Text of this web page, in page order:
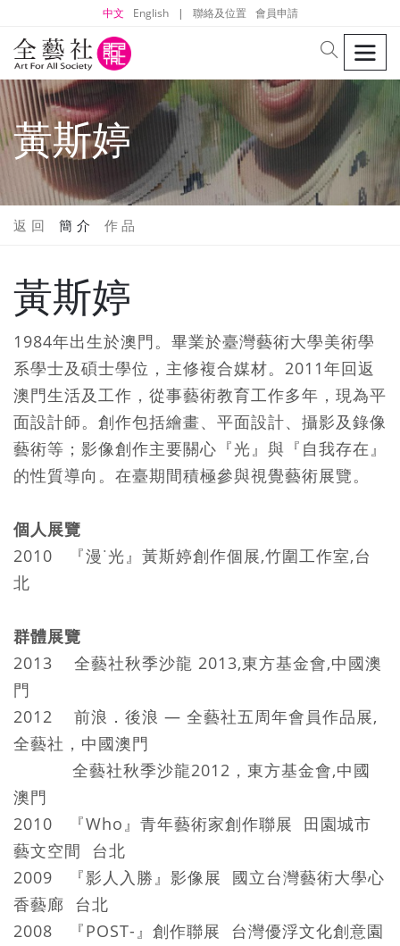
中文 English | 聯絡及位置 會員申請
search
黃斯婷
返 回 簡 介 作 品
黃斯婷
1984年出生於澳門。畢業於臺灣藝術大學美術學
系學士及碩士學位，主修複合媒材。2011年回返
澳門生活及工作，從事藝術教育工作多年，現為平
面設計師。創作包括繪畫、平面設計、攝影及錄像
藝術等；影像創作主要關心『光』與『自我存在』
的性質導向。在臺期間積極參與視覺藝術展覽。
個人展覽
2010 『漫˙光』黃斯婷創作個展,竹圍工作室,台
北
群體展覽
2013 全藝社秋季沙龍 2013,東方基金會,中國澳
門
2012 前浪．後浪 — 全藝社五周年會員作品展,
全藝社，中國澳門
全藝社秋季沙龍2012，東方基金會,中國
澳門
2010 『Who』青年藝術家創作聯展 田園城市
藝文空間 台北
2009 『影人入勝』影像展 國立台灣藝術大學心
香藝廊 台北
2008 『POST-』創作聯展 台灣優浮文化創意園